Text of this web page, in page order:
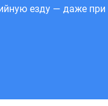
езду — даже при